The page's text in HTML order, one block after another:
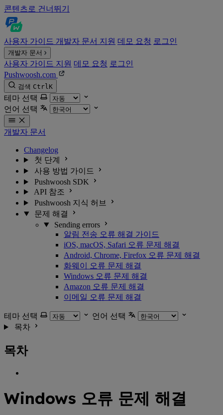
콘텐츠로 건너뛰기
사용자 가이드 개발자 문서 지원 데모 요청 로그인
개발자 문서
사용자 가이드 지원 데모 요청 로그인
Pushwoosh.com
검색 CtrlK
테마 선택
언어 선택
개발자 문서
Changelog
첫 단계
사용 방법 가이드
Pushwoosh SDK
API 참조
Pushwoosh 지식 허브
문제 해결
Sending errors
알림 전송 오류 해결 가이드
iOS, macOS, Safari 오류 문제 해결
Android, Chrome, Firefox 오류 문제 해결
화웨이 오류 문제 해결
Windows 오류 문제 해결
Amazon 오류 문제 해결
이메일 오류 문제 해결
테마 선택
언어 선택
목차
목차
Windows 오류 문제 해결